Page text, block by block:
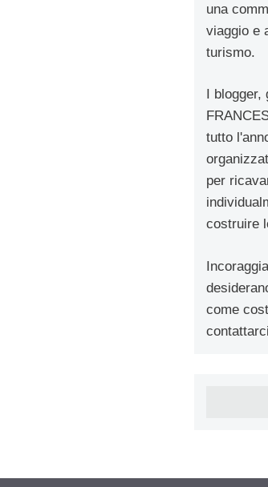
una
viaggio e
turismo.
I
tutto
per
costruire
come